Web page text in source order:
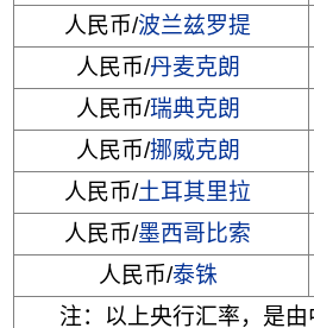
人民币/波兰兹罗提
人民币/丹麦克朗
人民币/瑞典克朗
人民币/挪威克朗
人民币/土耳其里拉
人民币/墨西哥比索
人民币/泰铢
注：以上央行汇率，是